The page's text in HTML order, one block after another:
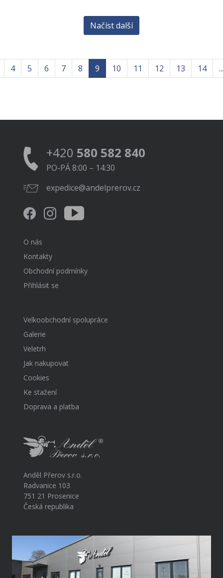
Načíst další
4 5 6 7 8 9 10 11 12 13 14 ...
+420 580 582 840
PO-PÁ 8:00 – 14:30
expedice@andelprerov.cz
O nás
Kontakty
Obchodní podmínky
Přihlásit se
Velkoobchodní spolupráce
Galerie
Veletrh
Jak nakupovat
Cookies
Ke stažení
Doprava a platba
Anděl Přerov s.r.o.
Radvanice 103
751 21 Prosenice
Česká republika